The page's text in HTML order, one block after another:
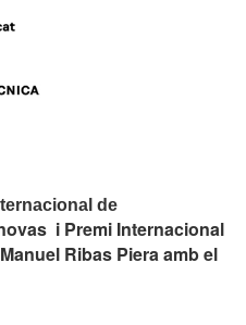
de
i Premi Internacional
Ribas Piera amb el